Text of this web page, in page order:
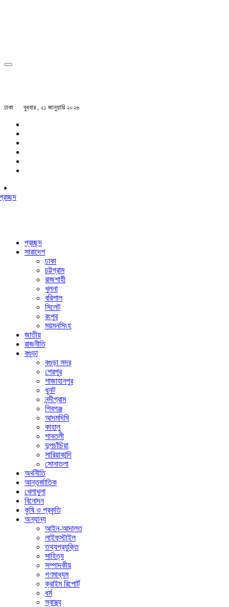
ঢাকা বুধবার , ২১ জানুয়ারি ২০২৬
প্রচ্ছদ
সারাদেশ
ঢাকা
চট্টগ্রাম
রাজশাহী
খুলনা
বরিশাল
সিলেট
রংপুর
ময়মনসিংহ
জাতীয়
রাজনীতি
বগুড়া
বগুড়া সদর
শেরপুর
শাজাহানপুর
ধুনট
নন্দীগ্রাম
শিবগঞ্জ
আদমদিঘি
কাহালু
গাবতলী
দুপচাঁচিয়া
সারিয়াকান্দি
সোনাতলা
অর্থনীতি
আন্তর্জাতিক
খেলাধুলা
বিনোদন
কৃষি ও প্রকৃতি
অন্যান্য
আইন-আদালত
লাইফস্টাইল
তথ্যপ্রযুক্তি
সাহিত্য
সম্পাদকীয়
গণমাধ্যম
ক্রাইম রিপোর্ট
ধর্ম
স্বাস্থ্য